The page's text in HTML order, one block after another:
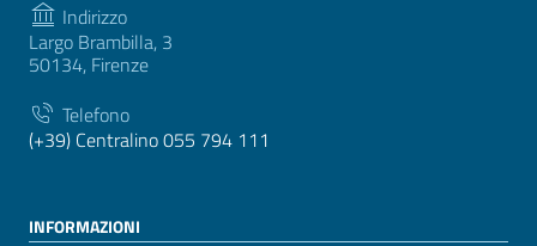
Indirizzo
Largo Brambilla, 3
50134, Firenze
Telefono
(+39) Centralino 055 794 111
INFORMAZIONI